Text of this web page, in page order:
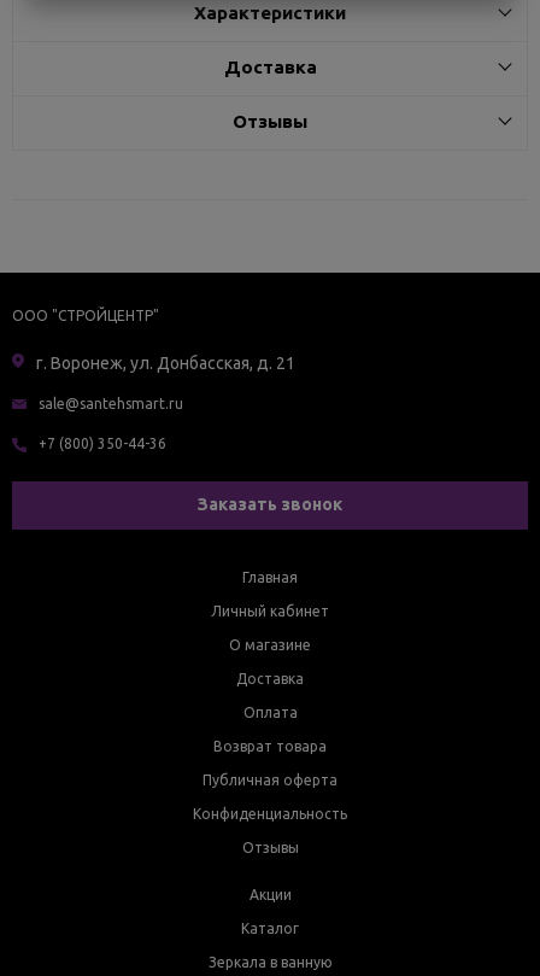
Характеристики
Доставка
Отзывы
ООО "СТРОЙЦЕНТР"
г. Воронеж, ул. Донбасская, д. 21
sale@santehsmart.ru
+7 (800) 350-44-36
Заказать звонок
Главная
Личный кабинет
О магазине
Доставка
Оплата
Возврат товара
Публичная оферта
Конфиденциальность
Отзывы
Акции
Каталог
Зеркала в ванную